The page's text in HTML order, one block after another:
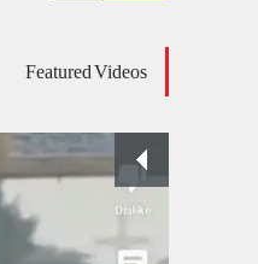
کی
Featured Videos